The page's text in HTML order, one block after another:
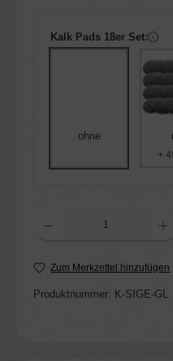
Kalk Pads 18er Set:
ohne
+
Produkt Anzahl: Gib den
Zum Merkzettel hinzufügen
Produktnummer: K-SIGE-GL